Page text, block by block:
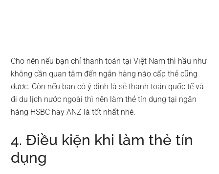
Cho nên nếu bạn chỉ thanh toán tại Việt Nam thì hầu như
không cần quan tâm đến ngân hàng nào cấp thẻ cũng
được. Còn nếu bạn có ý định là sẽ thanh toán quốc tế và
đi du lịch nước ngoài thì nên làm thẻ tín dụng tại ngân
hàng HSBC hay ANZ là tốt nhất nhé.
4. Điều kiện khi làm thẻ tín
dụng